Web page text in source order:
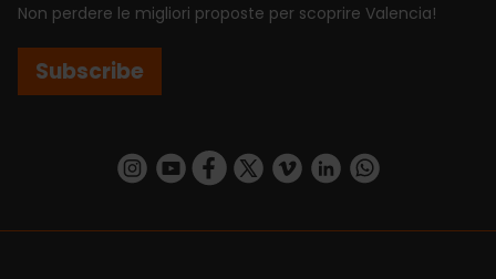
Non perdere le migliori proposte per scoprire Valencia!
Subscribe
https://www.instagram.com/visit_valencia/
https://www.youtube.com/user/
https://www.facebook.com/
https://twitter.com/VisitaValencia
https://vimeo.com/
https://www.linkedin.com/company/turismo-valencia/https://api.whatsapp.com/send/